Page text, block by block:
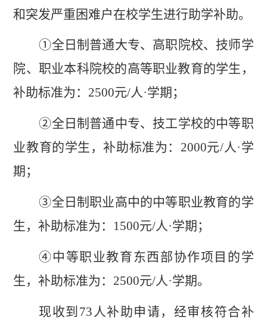
和突发严重困难户在校学生进行助学补助。
①全日制普通大专、高职院校、技师学
院、职业本科院校的高等职业教育的学生，
补助标准为： 2500元/人·学期；
②全日制普通中专、技工学校的中等职
业教育的学生，补助标准为： 2000元/人·学
期；
③全日制职业高中的中等职业教育的学
生，补助标准为 ：1500元/人·学期；
④中等职 业教育东西部协作项目 的学
生，补助标准为 ： 2500元/人·学期。
现收到 73 人补助申请，经审核符合补